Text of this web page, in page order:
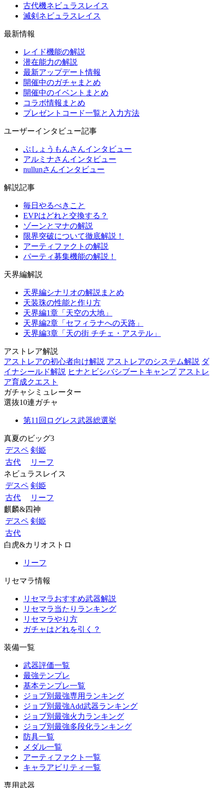
古代機ネビュラスレイス
滅剣ネビュラスレイス
最新情報
レイド機能の解説
潜在能力の解説
最新アップデート情報
開催中のガチャまとめ
開催中のイベントまとめ
コラボ情報まとめ
プレゼントコード一覧と入力方法
ユーザーインタビュー記事
ぶしょうもんさんインタビュー
アルミナさんインタビュー
nullunさんインタビュー
解説記事
毎日やるべきこと
EVPはどれと交換する？
ゾーンとマナの解説
限界突破について徹底解説！
アーティファクトの解説
パーティ募集機能の解説！
天界編解説
天界編シナリオの解説まとめ
天装珠の性能と作り方
天界編1章「天空の大地」
天界編2章「セフィラナへの天路」
天界編3章「天の街 チチェ・アステル」
アストレア解説
アストレアの初心者向け解説 アストレアのシステム解説 ダ
イナシールド解説 ヒナとビシバシブートキャンプ アストレ
ア育成クエスト
ガチャシミュレーター
選抜10連ガチャ
第11回ログレス武器総選挙
真夏のビッグ3
デスペ 剣姫
古代
リーフ
ネビュラスレイス
デスペ 剣姫
古代
リーフ
麒麟&四神
デスペ 剣姫
古代
白虎&カリオストロ
リーフ
リセマラ情報
リセマラおすすめ武器解説
リセマラ当たりランキング
リセマラやり方
ガチャはどれを引く？
装備一覧
武器評価一覧
最強テンプレ
基本テンプレ一覧
ジョブ別最強専用ランキング
ジョブ別最強Add武器ランキング
ジョブ別最強火力ランキング
ジョブ別最強多段化ランキング
防具一覧
メダル一覧
アーティファクト一覧
キャラアビリティ一覧
専用武器